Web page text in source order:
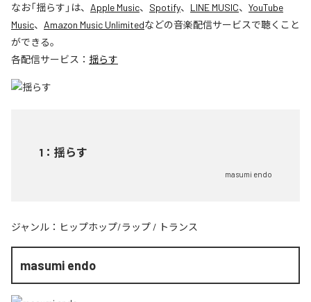
なお「揺らす 」は、 Apple Music、 Spotify、 LINE MUSIC、 YouTube
Music、 Amazon Music Unlimitedなどの音楽配信サービスで聴くこと
ができる。
各配信サービス： 揺らす
1 ： 揺らす
masumi endo
ジャンル： ヒップホップ/ラップ / トランス
masumi endo